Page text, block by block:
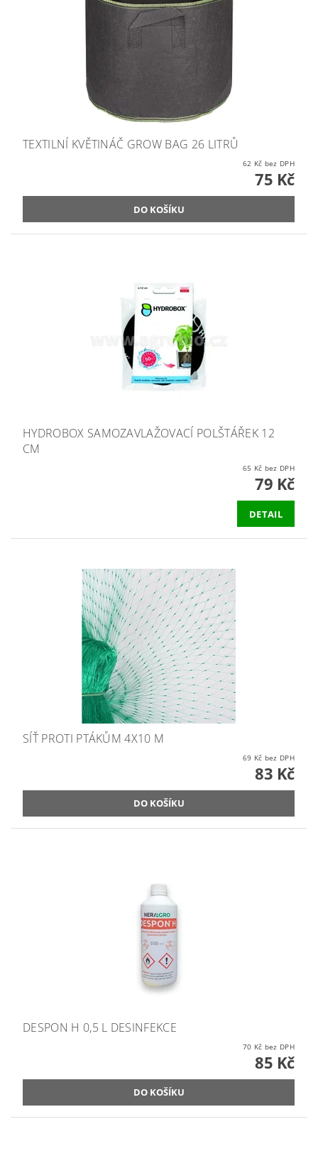
TEXTILNÍ KVĚTINÁČ GROW BAG 26 LITRŮ
62 Kč bez DPH
75 Kč
HYDROBOX SAMOZAVLAŽOVACÍ POLŠTÁŘEK 12
CM
65 Kč bez DPH
79 Kč
DETAIL
SÍŤ PROTI PTÁKŮM 4X10 M
69 Kč bez DPH
83 Kč
DESPON H 0,5 L DESINFEKCE
70 Kč bez DPH
85 Kč